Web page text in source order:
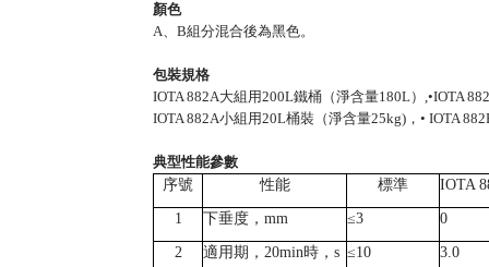
顏色
A、B組分混合後為黑色。
包裝規格
IOTA 882A大組用200L鐵桶（淨含量180L）,•IOTA
IOTA 882A小組用20L桶裝（淨含量25kg)，• IOTA
典型性能參數
序號
性能 標準 IOTA
1 下垂度 ， mm ≤3 0
2 適用期，20min時 ， s ≤10 3.0